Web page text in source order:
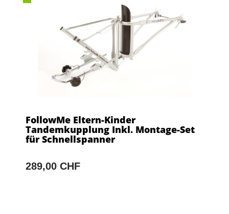
FollowMe Eltern-Kinder
Tandemkupplung Inkl. Montage-Set
für Schnellspanner
289,00 CHF